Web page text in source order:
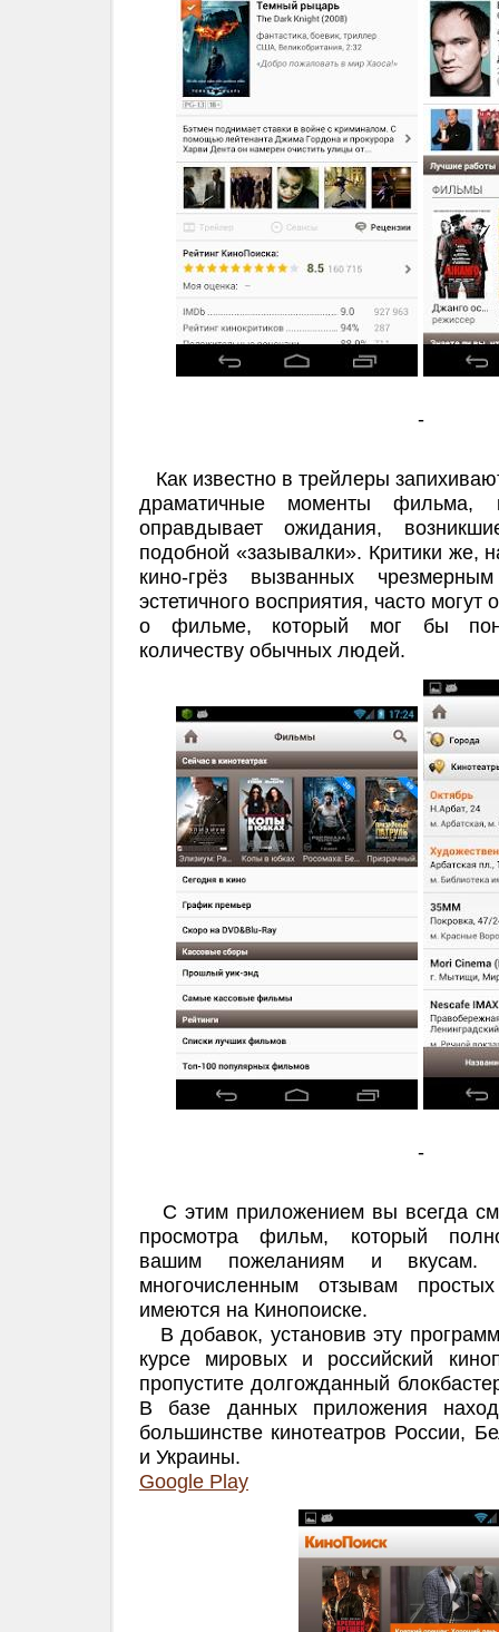
-
Как известно в трейлеры
драматичные моменты фильма,
оправдывает ожидания,
подобной «зазывалки». Критики же,
кино-грёз вызванных
эстетичного восприятия, часто могут
о фильме, который мог бы
количеству обычных людей.
-
С этим приложением вы всегда
просмотра фильм, который
вашим пожеланиям и
многочисленным отзывам
имеются на Кинопоиске.
В добавок, установив эту
курсе мировых и российский
пропустите долгожданный
В базе данных приложения
большинстве кинотеатров России,
и Украины.
Google Play